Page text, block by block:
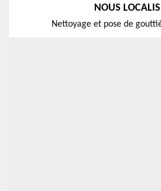
NOUS
Nettoyage et pose de